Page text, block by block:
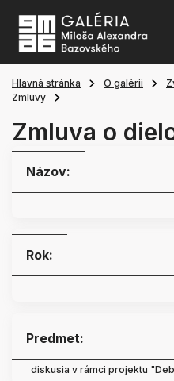
Hlavná stránka O galérii
Zmluvy
Zmluva o
Názov:
Rok:
Predmet:
diskusia v rámci projektu